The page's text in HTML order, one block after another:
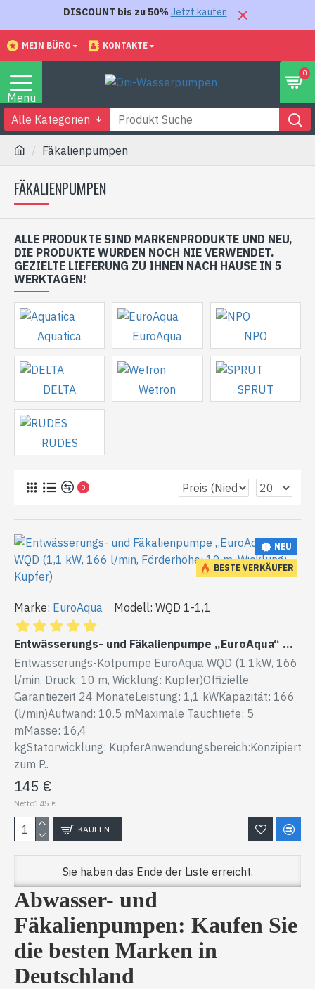
DISCOUNT bis zu 50%Jetzt kaufen
MEIN BÜRO KONTAKTE
0
Alle Kategorien
Fäkalienpumpen
FÄKALIENPUMPEN
ALLE PRODUKTE SIND MARKENPRODUKTE UND NEU,
DIE PRODUKTE WURDEN NOCH NIE VERWENDET.
GEZIELTE LIEFERUNG ZU IHNEN NACH HAUSE IN 5
WERKTAGEN!
Aquatica EuroAqua NPO
DELTA Wetron SPRUT
RUDES
0
NEU
BESTE VERKÄUFER
Marke: EuroAqua Modell: WQD 1-1,1
Entwässerungs- und Fäkalienpumpe „EuroAqua“ WQD (1,1 kW, 166 l/min, Förderhöhe: 10 m, Wicklung: Kupfer)
Entwässerungs-Kotpumpe EuroAqua WQD (1,1kW, 166
l/min, Druck: 10 m, Wicklung: Kupfer)Offizielle
Garantiezeit 24 MonateLeistung: 1,1 kWKapazität: 166
(l/min)Aufwand: 10.5 mMaximale Tauchtiefe: 5
mMasse: 16,4
kgStatorwicklung: KupferAnwendungsbereich:Konzipiert
zum P..
145 €
Netto145 €
KAUFEN
Sie haben das Ende der Liste erreicht.
Abwasser- und
Fäkalienpumpen: Kaufen Sie
die besten Marken in
Deutschland